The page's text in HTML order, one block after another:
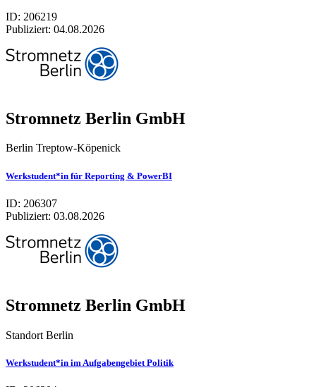
ID: 206219
Publiziert: 04.08.2026
Stromnetz Berlin GmbH
Berlin Treptow-Köpenick
Werkstudent*in für Reporting & PowerBI
ID: 206307
Publiziert: 03.08.2026
Stromnetz Berlin GmbH
Standort Berlin
Werkstudent*in im Aufgabengebiet Politik